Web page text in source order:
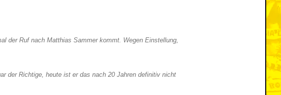
der Ruf nach Matthias Sammer kommt. Wegen Einstellung,
der Richtige, heute ist er das nach 20 Jahren definitiv nicht